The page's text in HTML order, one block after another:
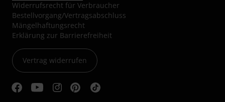
Widerrufsrecht für Verbraucher
Bestellvorgang/Vertragsabschluss
Mängelhaftungsrecht
Erklärung zur Barrierefreiheit
Vertrag widerrufen